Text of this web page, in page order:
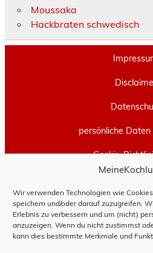
Wir verwenden Technologien wie
speichern und/oder darauf zuzugreifen.
Erlebnis zu verbessern und um (nicht)
anzuzeigen. Wenn du nicht zustimmst
kann dies bestimmte Merkmale und
Moussaka
Hackbraten schwedisch
persönliche
Cookie-